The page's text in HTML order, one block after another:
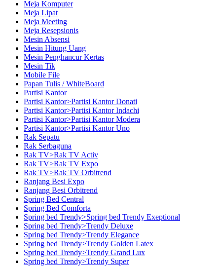
Meja Komputer
Meja Lipat
Meja Meeting
Meja Resepsionis
Mesin Absensi
Mesin Hitung Uang
Mesin Penghancur Kertas
Mesin Tik
Mobile File
Papan Tulis / WhiteBoard
Partisi Kantor
Partisi Kantor>Partisi Kantor Donati
Partisi Kantor>Partisi Kantor Indachi
Partisi Kantor>Partisi Kantor Modera
Partisi Kantor>Partisi Kantor Uno
Rak Sepatu
Rak Serbaguna
Rak TV>Rak TV Activ
Rak TV>Rak TV Expo
Rak TV>Rak TV Orbitrend
Ranjang Besi Expo
Ranjang Besi Orbitrend
Spring Bed Central
Spring Bed Comforta
Spring bed Trendy>Spring bed Trendy Exeptional
Spring bed Trendy>Trendy Deluxe
Spring bed Trendy>Trendy Elegance
Spring bed Trendy>Trendy Golden Latex
Spring bed Trendy>Trendy Grand Lux
Spring bed Trendy>Trendy Super